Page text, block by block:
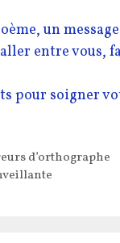
un
entre vous,
pour soigner
d’orthographe